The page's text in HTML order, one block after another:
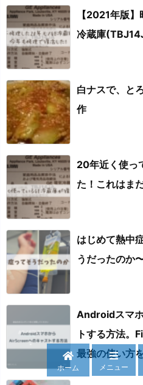
【2021年版
冷蔵庫
白ナスで、と
作
20年近く使っ
た！これはま
はじめて熱中
うだったのか
Androidスマ
トする方法。
最強の使い方
ホーム メニュー